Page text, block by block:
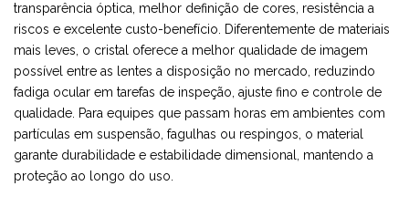
transparência óptica, melhor definição de cores, resistência a
riscos e excelente custo-benefício. Diferentemente de materiais
mais leves, o cristal oferece a melhor qualidade de imagem
possível entre as lentes a disposição no mercado, reduzindo
fadiga ocular em tarefas de inspeção, ajuste fino e controle de
qualidade. Para equipes que passam horas em ambientes com
partículas em suspensão, fagulhas ou respingos, o material
garante durabilidade e estabilidade dimensional, mantendo a
proteção ao longo do uso.